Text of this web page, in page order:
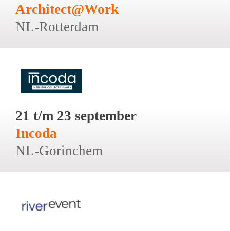
Architect@Work
NL-Rotterdam
21 t/m 23 september
Incoda
NL-Gorinchem